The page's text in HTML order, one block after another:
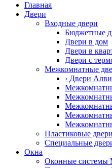
Главная
Двери
Входные двери
Бюджетные
Двери в дом
Двери в
Двери с
Межкомнатные
› Двери
Пластиковые двери
Специальные
Окна
Оконные системы